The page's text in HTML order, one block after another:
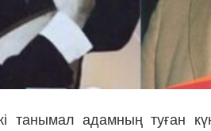
танымал адамның туған